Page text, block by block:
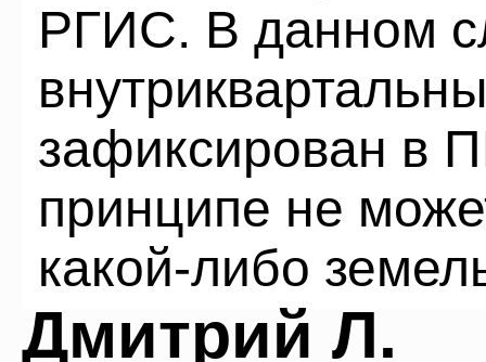
РГИС. В данном
зафиксирован в
принципе не
какой-либо
Дмитрий Л.